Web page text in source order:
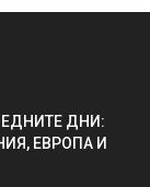
ДНИ:
ЕВРОПА И